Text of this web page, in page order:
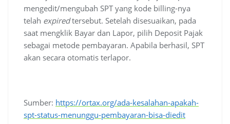
mengedit/mengubah SPT yang kode billing-nya
telah expiredtersebut. Setelah disesuaikan, pada
saat mengklik Bayar dan Lapor, pilih Deposit Pajak
sebagai metode pembayaran. Apabila berhasil, SPT
akan secara otomatis terlapor.
Sumber: https://ortax.org/ada-kesalahan-apakah-
spt-status-menunggu-pembayaran-bisa-diedit